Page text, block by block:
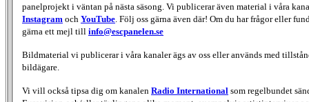
panelprojekt i väntan på nästa säsong. Vi publicerar även material i våra
Instagram och YouTube . Följ oss gärna även där! Om du har frågor eller
gärna ett mejl till info@escpanelen.se
Bildmaterial vi publicerar i våra kanaler ägs av oss eller används med
bildägare.
Vi vill också tipsa dig om kanalen Radio International som regelbundet